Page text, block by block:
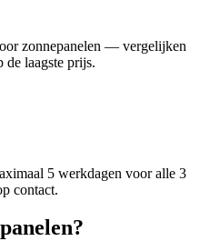
zonnepanelen — vergelijken
de laagste prijs.
5 werkdagen voor alle 3
contact.
?